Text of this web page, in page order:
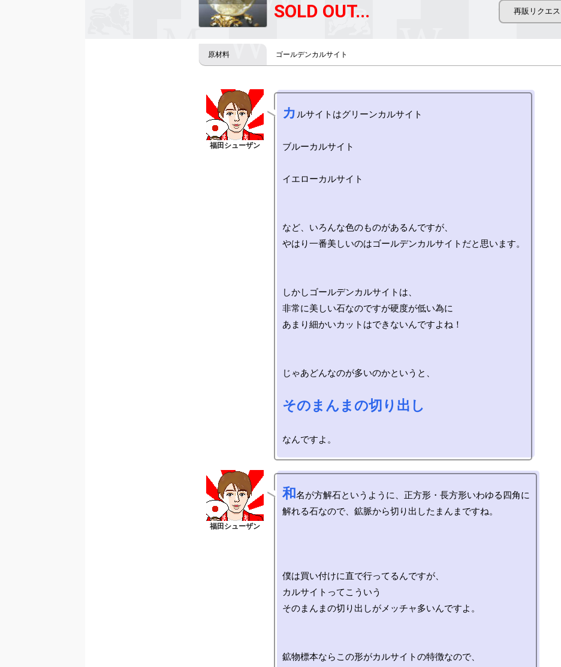
SOLD OUT...
ゴールデンカルサイト
カ ルサイトはグリーンカルサイト
ブルーカルサイト
イエローカルサイト
など、いろんな色のものがあるんですが、
やはり一番美しいのはゴールデンカルサイトだと思います。
しかしゴールデンカルサイトは、
非常に美しい石なのですが硬度が低い為に
あまり細かいカットはできないんですよね！
じゃあどんなのが多いのかというと、
そのまんまの切り出し
和名が方解石というように、正方形・長方形いわゆる四角に
解れる石なので、鉱脈から切り出したまんまですね。
僕は買い付けに直で行ってるんですが、
カルサイトってこういう
そのまんまの切り出しがメッチャ多いんですよ。
鉱物標本ならこの形がカルサイトの特徴なので、